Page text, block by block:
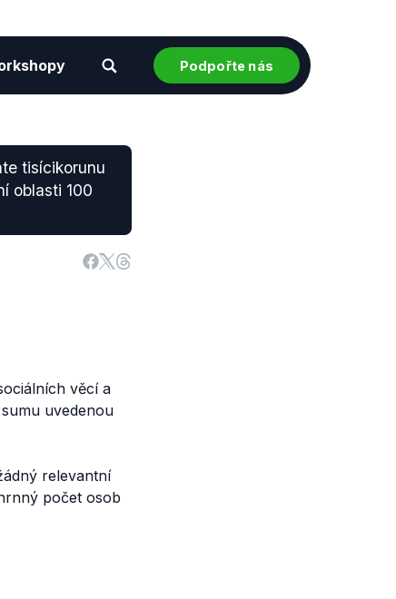
Podpořte nás
tisícikorunu
oblasti 100
věcí a
uvedenou
relevantní
počet osob